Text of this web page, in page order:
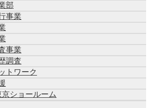
部
事業
事業
調査
トワーク
ショールーム